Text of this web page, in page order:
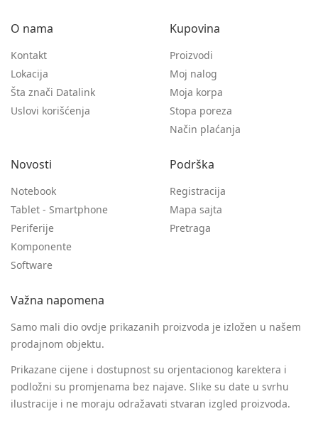
O nama
Kontakt
Lokacija
Šta znači Datalink
Uslovi korišćenja
Kupovina
Proizvodi
Moj nalog
Moja korpa
Stopa poreza
Način plaćanja
Novosti
Notebook
Tablet - Smartphone
Periferije
Komponente
Software
Podrška
Registracija
Mapa sajta
Pretraga
Važna napomena
Samo mali dio ovdje prikazanih proizvoda je izložen u našem
prodajnom objektu.
Prikazane cijene i dostupnost su orjentacionog karektera i
podložni su promjenama bez najave. Slike su date u svrhu
ilustracije i ne moraju odražavati stvaran izgled proizvoda.